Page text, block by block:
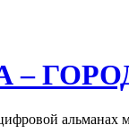
–
альманах